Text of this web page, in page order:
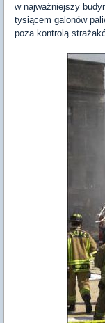
w najważniejszy
tysiącem galonów
poza kontrolą